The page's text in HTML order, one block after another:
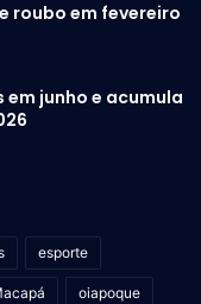
roubo em fevereiro
em junho e acumula
esporte
oiapoque